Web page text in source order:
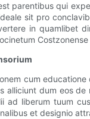
parentibus qui
sit pro
in quamlibet
cum
alliciunt dum eos
liberum tuum
et designio